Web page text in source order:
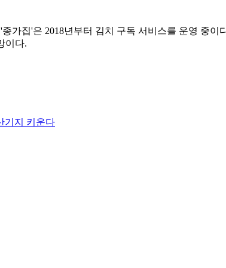
가집'은 2018년부터 김치 구독 서비스를 운영 중
이다.
기지 키운다